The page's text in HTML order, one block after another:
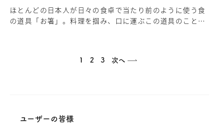
ほとんどの日本人が日々の食卓で当たり前のように使う食
の道具「お箸」。料理を掴み、口に運ぶこの道具のことを
1 2 3 次へ
ユーザーの皆様